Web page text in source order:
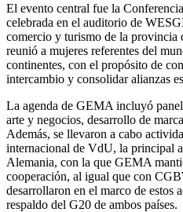
El evento central fue la
celebrada en el auditorio de
comercio y turismo de la provincia
reunió a mujeres referentes del
continentes, con el propósito de
intercambio y consolidar alianzas
La agenda de GEMA incluyó
arte y negocios, desarrollo de
Además, se llevaron a cabo
internacional de VdU, la principal
Alemania, con la que GEMA
cooperación, al igual que con
desarrollaron en el marco de estos
respaldo del G20 de ambos países.